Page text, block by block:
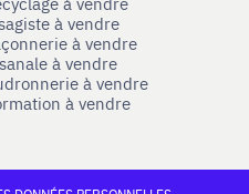
à vendre
à vendre
à vendre
à vendre
à vendre